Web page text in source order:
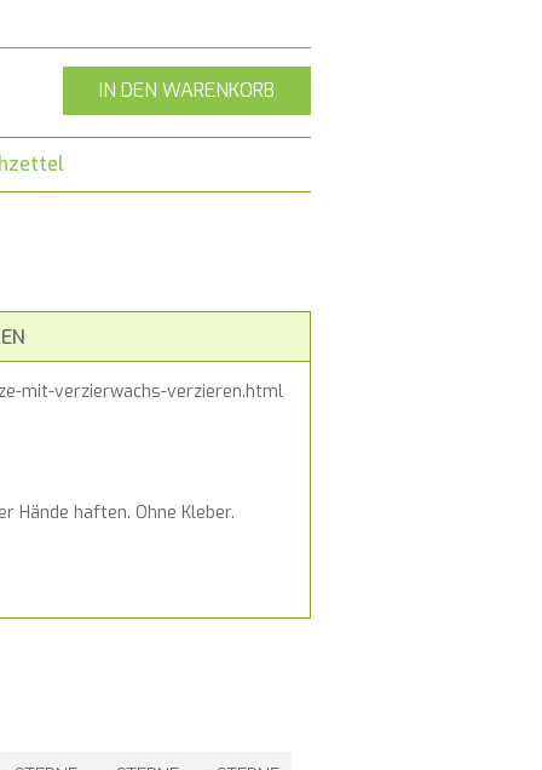
IN DEN WARENKORB
mit-verzierwachs-verzieren.html
Hände haften. Ohne Kleber.